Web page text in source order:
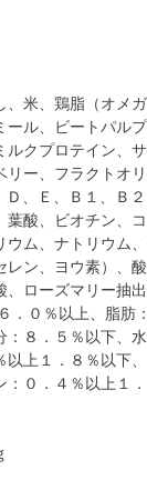
米、鶏脂（オメ
ール、ビートパル
クプロテイン、
リー、フラクトオ
Ｄ、Ｅ、Ｂ１、Ｂ
葉酸、ビオチン、
ウム、ナトリウム
ン、ヨウ素）、
ローズマリー抽出
．０％以上、脂肪
：８．５％以下、
以上１．８％以下
：０．４％以上１